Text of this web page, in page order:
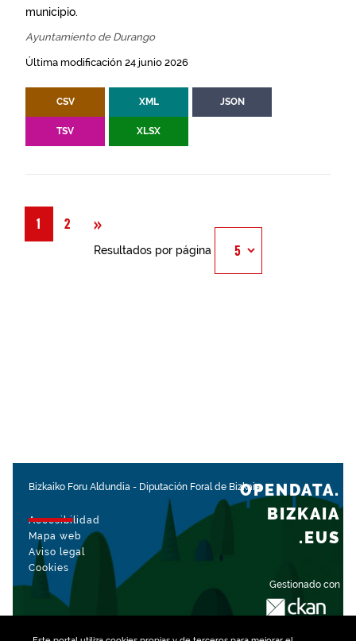
municipio.
Ayuntamiento de Durango
Última modificación 24 junio 2026
CSV XML JSON
TSV XLSX
1 2 »
Resultados por página
Bizkaiko Foru Aldundia - Diputación Foral de Bizkaia
Accesibilidad
Mapa web
Aviso legal
Cookies
Gestionado con
OPENDATA.
BIZKAIA
.EUS